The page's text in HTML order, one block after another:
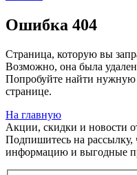
Ошибка 404
Страница, которую вы
Возможно, она была
Попробуйте найти
странице.
На главную
Акции, скидки и новости
Подпишитесь на рассылку,
информацию и выгодные